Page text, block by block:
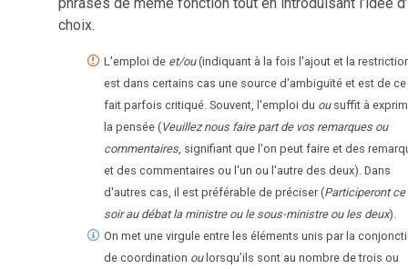
choix.
L'emploi de et/ou (indiquant à la fois l'ajout et la
est dans certains cas une source d'ambiguïté et est de ce
fait parfois critiqué. Souvent, l'emploi du ou suffit à
la pensée (Veuillez nous faire part de vos remarques ou
commentaires, signifiant que l'on peut faire et des
et des commentaires ou l'un ou l'autre des deux). Dans
d'autres cas, il est préférable de préciser (Participeront ce
soir au débat la ministre ou le sous-ministre ou les deux).
On met une virgule entre les éléments unis par la
de coordination ou lorsqu’ils sont au nombre de trois ou